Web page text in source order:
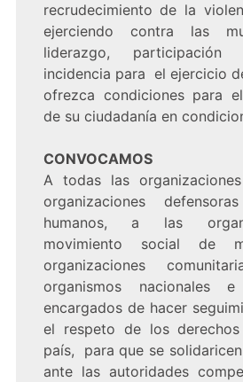
recrudecimiento de la
ejerciendo contra las
liderazgo,
incidencia para el ejercicio
ofrezca condiciones para
de su ciudadanía en
CONVOCAMOS
A todas las
organizaciones
humanos, a las
movimiento social de
organizaciones
organismos nacionales e
encargados de hacer
el respeto de los
país, para que se
ante las autoridades